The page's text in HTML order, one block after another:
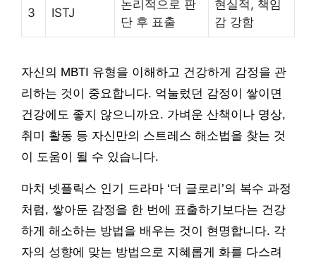
3 ISTJ
논리적으로 판
단 후 표출
현실적, 책임
감 강함
자신의 MBTI 유형을 이해하고 건강하게 감정을 관
리하는 것이 중요합니다. 억눌렀던 감정이 쌓이면
건강에도 좋지 않으니까요. 가벼운 산책이나 명상,
취미 활동 등 자신만의 스트레스 해소법을 찾는 것
이 도움이 될 수 있습니다.
마치 넷플릭스 인기 드라마 ‘더 글로리’의 복수 과정
처럼, 쌓아둔 감정을 한 번에 표출하기보다는 건강
하게 해소하는 방법을 배우는 것이 현명합니다. 각
자의 성향에 맞는 방법으로 지혜롭게 화를 다스려